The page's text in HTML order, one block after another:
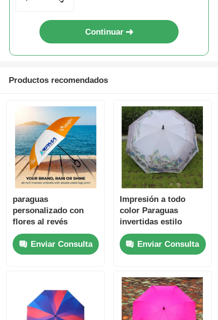
Continuar
Productos recomendados
paraguas
personalizado con
flores al revés
Enviar Consulta
Impresión a todo
color Paraguas
invertidas estilo
chino Protección
contra todo tipo de
condiciones
Enviar Consulta